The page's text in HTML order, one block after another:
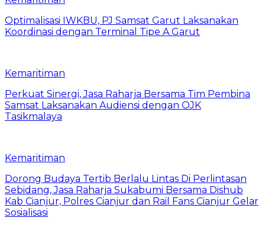
Optimalisasi IWKBU, PJ Samsat Garut Laksanakan
Koordinasi dengan Terminal Tipe A Garut
Kemaritiman
Perkuat Sinergi, Jasa Raharja Bersama Tim Pembina
Samsat Laksanakan Audiensi dengan OJK
Tasikmalaya
Kemaritiman
Dorong Budaya Tertib Berlalu Lintas Di Perlintasan
Sebidang, Jasa Raharja Sukabumi Bersama Dishub
Kab Cianjur, Polres Cianjur dan Rail Fans Cianjur Gelar
Sosialisasi